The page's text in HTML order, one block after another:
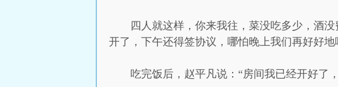
四人就这样，你来我往，菜没吃多少，酒
开了，下午还得签协议，哪怕晚上我们再好好地
吃完饭后，赵平凡说：“房间我已经开好了